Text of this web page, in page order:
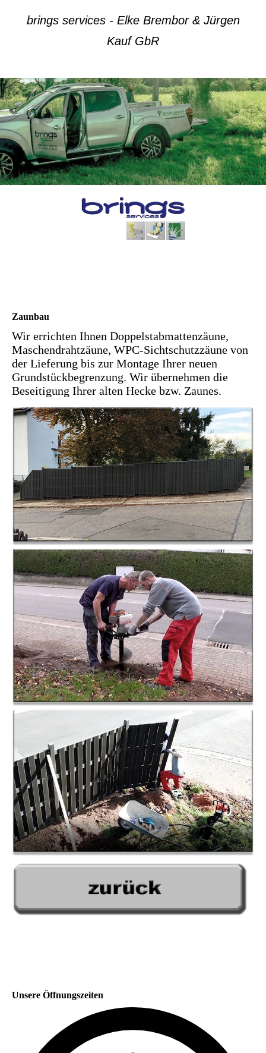
brings services - Elke Brembor & Jürgen
Kauf GbR
Zaunbau
Wir errichten Ihnen Doppelstabmattenzäune,
Maschendrahtzäune, WPC-Sichtschutzzäune von
der Lieferung bis zur Montage Ihrer neuen
Grundstückbegrenzung. Wir übernehmen die
Beseitigung Ihrer alten Hecke bzw. Zaunes.
Unsere Öffnungszeiten